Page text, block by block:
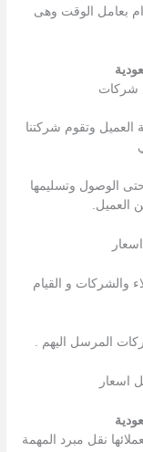
بعامل الوقت وهى
شركات
وتقوم شركتنا
الوصول وتسليمها
العميل.
والشركات و القيام
المرسل اليهم .
اسعار
نقل مبرد المهمة